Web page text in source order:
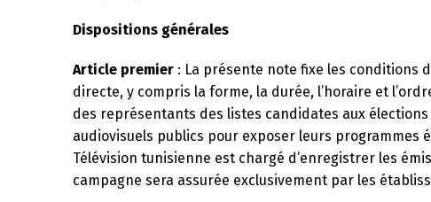
Dispositions générales
Article premier : La présente note fixe les conditions
directe, y compris la forme, la durée, l’horaire et
des représentants des listes candidates aux
audiovisuels publics pour exposer leurs programmes
Télévision tunisienne est chargé d’enregistrer les
campagne sera assurée exclusivement par les